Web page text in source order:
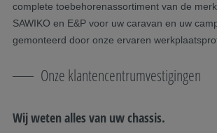
complete toebehorenassortiment van de
SAWIKO en E&P voor uw caravan en uw
gemonteerd door onze ervaren
Onze klantencentrumvestigingen
Wij weten alles van uw chassis.